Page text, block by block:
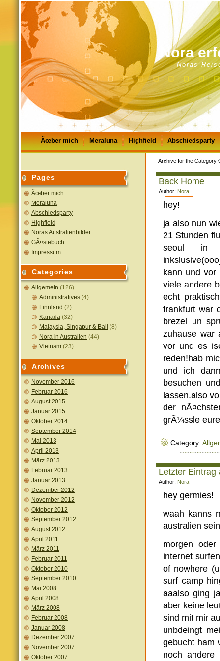
Nora
Noras
Ãœber mich Meraluna Highfield Abschiedsparty
Pages
Ãœber mich
Meraluna
Abschiedsparty
Highfield
Noras Australienbilder
GÃ¤stebuch
Impressum
Categories
Allgemein (126)
Administratives (4)
Finnland (2)
Kanada (32)
Malaysia, Singapur & Bali (8)
Nora in Australien (44)
Vietnam (23)
Archives
November 2016
Februar 2016
August 2015
Januar 2015
Oktober 2014
September 2014
Mai 2013
April 2013
März 2013
Februar 2013
Januar 2013
Dezember 2012
November 2012
Oktober 2012
September 2012
August 2012
April 2011
März 2011
Februar 2011
Oktober 2010
September 2010
Mai 2008
April 2008
März 2008
Februar 2008
Januar 2008
Dezember 2007
November 2007
Oktober 2007
Archive for the Category
Back Home
Author: Nora
hey!
ja also nun
21 Stunden
seoul in
kann und vor
viele andere
echt
frankfurt war
brezel un
zuhause war
vor und es
reden!hab
und ich
besuchen
lassen.also
der
grÃ¼ssle
Category:
Letzter Eintrag
Author: Nora
hey germies!
waah kanns
australien
morgen
internet
of nowhere
surf camp
aaalso ging
aber keine
sind mit mir
unbdeingt
gebucht ham
noch